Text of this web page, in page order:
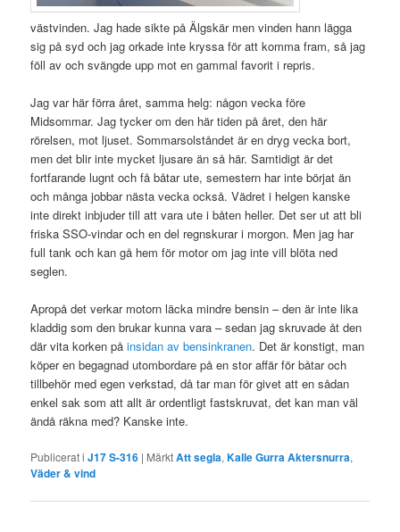
västvinden. Jag hade sikte på Älgskär men vinden hann lägga
sig på syd och jag orkade inte kryssa för att komma fram, så jag
föll av och svängde upp mot en gammal favorit i repris.
Jag var här förra året, samma helg: någon vecka före
Midsommar. Jag tycker om den här tiden på året, den här
rörelsen, mot ljuset. Sommarsolståndet är en dryg vecka bort,
men det blir inte mycket ljusare än så här. Samtidigt är det
fortfarande lugnt och få båtar ute, semestern har inte börjat än
och många jobbar nästa vecka också. Vädret i helgen kanske
inte direkt inbjuder till att vara ute i båten heller. Det ser ut att bli
friska SSO-vindar och en del regnskurar i morgon. Men jag har
full tank och kan gå hem för motor om jag inte vill blöta ned
seglen.
Apropå det verkar motorn läcka mindre bensin – den är inte lika
kladdig som den brukar kunna vara – sedan jag skruvade åt den
där vita korken påinsidan av bensinkranen. Det är konstigt, man
köper en begagnad utombordare på en stor affär för båtar och
tillbehör med egen verkstad, då tar man för givet att en sådan
enkel sak som att allt är ordentligt fastskruvat, det kan man väl
ändå räkna med? Kanske inte.
Publicerat i J17 S-316 | MärktAtt segla,Kalle Gurra Aktersnurra,
Väder & vind